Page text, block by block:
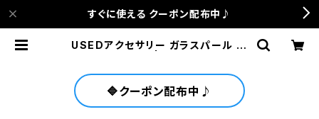
すぐに使える クーポン配布中♪
USEDアクセサリー ガラスパール ロ
🔷クーポン配布中♪